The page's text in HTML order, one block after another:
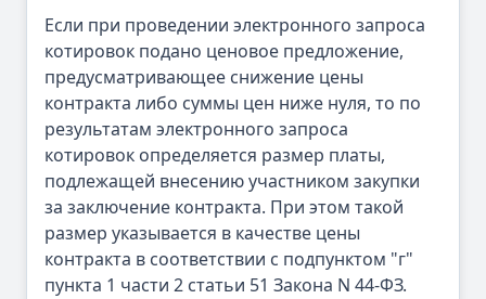
Если при проведении электронного запроса
котировок подано ценовое предложение,
предусматривающее снижение цены
контракта либо суммы цен ниже нуля, то по
результатам электронного запроса
котировок определяется размер платы,
подлежащей внесению участником закупки
за заключение контракта. При этом такой
размер указывается в качестве цены
контракта в соответствии с подпунктом "г"
пункта 1 части 2 статьи 51 Закона N 44-ФЗ.